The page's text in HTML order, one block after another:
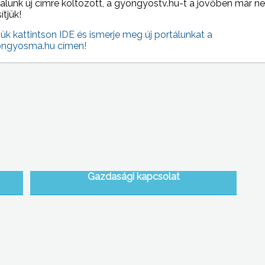
NAPI HÍREI
Gazdasági kapcsolat
új címre költözött, a gyongyostv.hu-t a jövőben már
kattintson IDE és ismerje meg új portálunkat a
címen!